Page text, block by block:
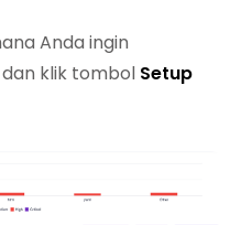
Anda ingin
klik tombol Setup